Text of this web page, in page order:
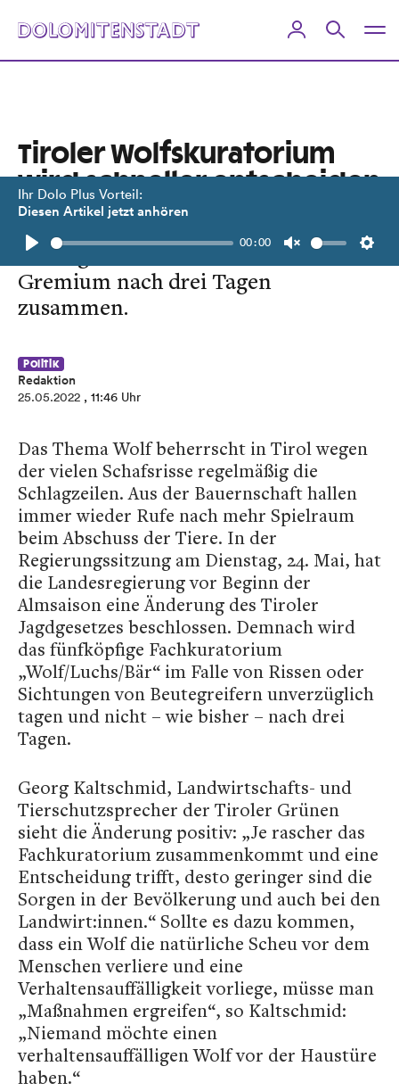
Ihr Dolo Plus Vorteil:
Diesen Artikel jetzt anhören
Play
00:00
Unmute
Tiroler Wolfskuratorium
wird schneller entscheiden
Fachkuratorium für Beutegreifer tagt
künftig sofort. Bisher kam das
Gremium nach drei Tagen
zusammen.
Politik
Redaktion
25.05.2022 , 11:46 Uhr
Das Thema Wolf beherrscht in Tirol wegen
der vielen Schafsrisse regelmäßig die
Schlagzeilen. Aus der Bauernschaft hallen
immer wieder Rufe nach mehr Spielraum
beim Abschuss der Tiere. In der
Regierungssitzung am Dienstag, 24. Mai, hat
die Landesregierung vor Beginn der
Almsaison eine Änderung des Tiroler
Jagdgesetzes beschlossen. Demnach wird
das fünfköpfige Fachkuratorium
„Wolf/Luchs/Bär“ im Falle von Rissen oder
Sichtungen von Beutegreifern unverzüglich
tagen und nicht – wie bisher – nach drei
Tagen.
Georg Kaltschmid, Landwirtschafts- und
Tierschutzsprecher der Tiroler Grünen
sieht die Änderung positiv: „Je rascher das
Fachkuratorium zusammenkommt und eine
Entscheidung trifft, desto geringer sind die
Sorgen in der Bevölkerung und auch bei den
Landwirt:innen.“ Sollte es dazu kommen,
dass ein Wolf die natürliche Scheu vor dem
Menschen verliere und eine
Verhaltensauffälligkeit vorliege, müsse man
„Maßnahmen ergreifen“, so Kaltschmid:
„Niemand möchte einen
verhaltensauffälligen Wolf vor der Haustüre
haben.“